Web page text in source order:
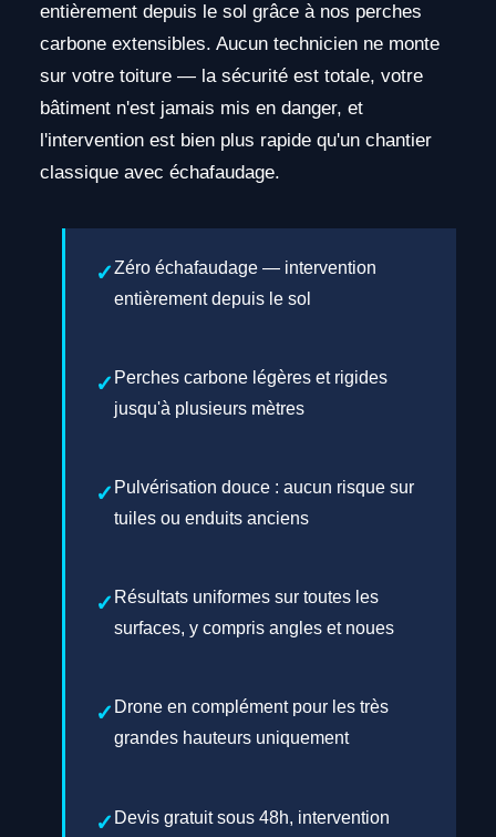
entièrement depuis le sol grâce à nos perches
carbone extensibles. Aucun technicien ne monte
sur votre toiture — la sécurité est totale, votre
bâtiment n'est jamais mis en danger, et
l'intervention est bien plus rapide qu'un chantier
classique avec échafaudage.
Zéro échafaudage — intervention
entièrement depuis le sol
Perches carbone légères et rigides
jusqu'à plusieurs mètres
Pulvérisation douce : aucun risque sur
tuiles ou enduits anciens
Résultats uniformes sur toutes les
surfaces, y compris angles et noues
Drone en complément pour les très
grandes hauteurs uniquement
Devis gratuit sous 48h, intervention